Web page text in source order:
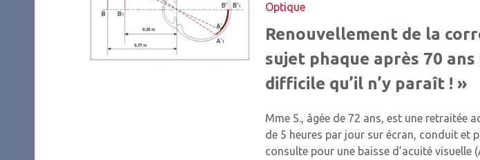
Optique
Renouvellement de la
sujet phaque après 70 ans
difficile qu’il n’y paraît ! »
Mme S., âgée de 72 ans, est une retraitée
de 5 heures par jour sur écran, conduit et
consulte pour une baisse d’acuité visuelle